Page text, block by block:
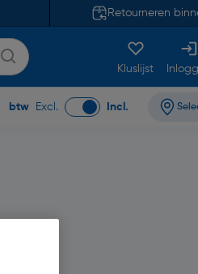
Retourneren
Kluslijst
btw Excl. Incl.